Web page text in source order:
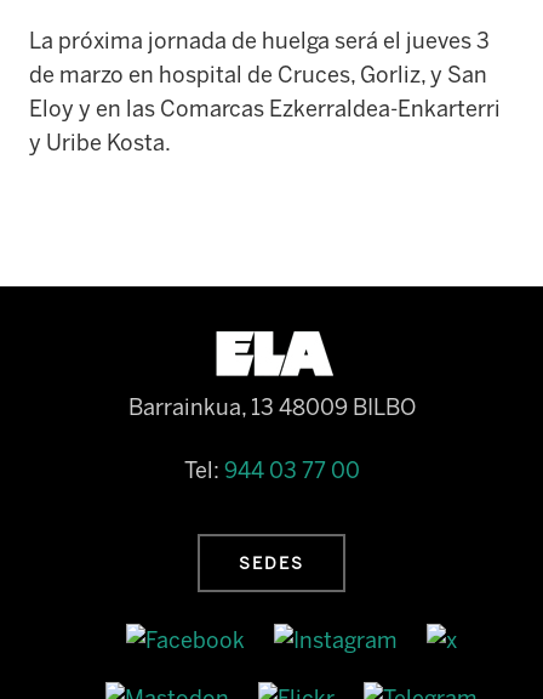
La próxima jornada de huelga será el jueves 3
de marzo en hospital de Cruces, Gorliz, y San
Eloy y en las Comarcas Ezkerraldea-Enkarterri
y Uribe Kosta.
Barrainkua, 13 48009 BILBO
Tel: 944 03 77 00
SEDES